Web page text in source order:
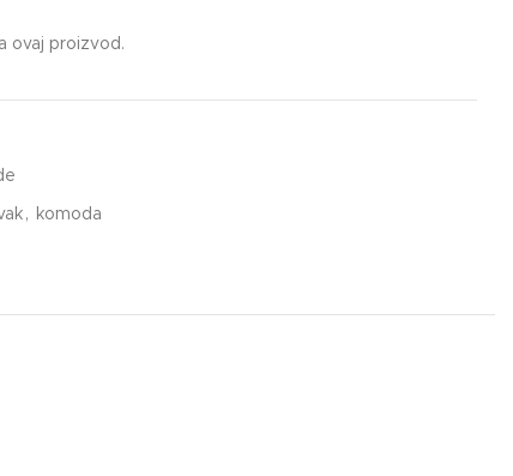
ovaj proizvod.
, komoda